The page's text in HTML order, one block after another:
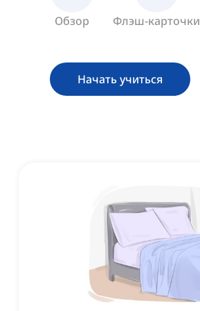
Обзор Флэш-карточки
Начать учиться